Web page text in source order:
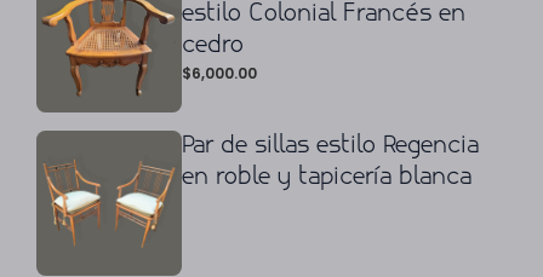
estilo Colonial Francés en
cedro
$6,000.00
Par de sillas estilo Regencia
en roble y tapicería blanca